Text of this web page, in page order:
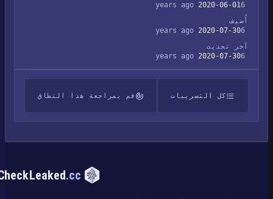
2020-06-01
أُضيف
2020-07-30
آخر تحديث
2020-07-30
كل التسريبات قم بمراجعة هذا النطاق
CheckLeaked.cc